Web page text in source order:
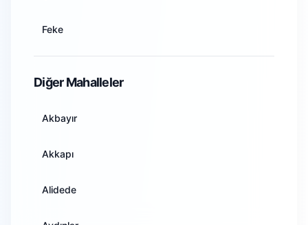
Bilecik
Bingöl
Bitlis
Bolu
Feke
Diğer Mahalleler
Akbayır
Akkapı
Alidede